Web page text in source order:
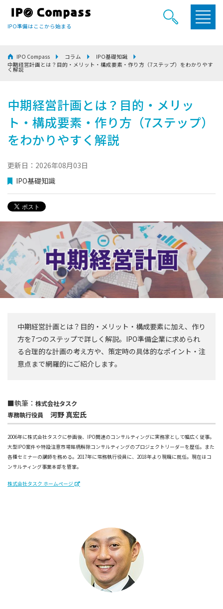
IPO準備はここから始まる
IPO Compass コラム
IPO基礎知識
中期経営計画とは？目的・メリット・構成要素・作り方（7ステップ）をわかりやす
く解説
中期経営計画とは？目的・メリッ
ト・構成要素・作り方（7ステップ）
をわかりやすく解説
更新日：2026年08月03日
IPO基礎知識
中期経営計画とは？目的・メリット・構成要素に加え、作り
方を7つのステップで詳しく解説。IPO準備企業に求められ
る合理的な計画の考え方や、策定時の具体的なポイント・注
意点まで網羅的にご紹介します。
■執筆： 株式会社タスク
専務執行役員
河野 真宏氏
2006年に株式会社タスクに参画後、IPO関連のコンサルティングに実務家として幅広く従事。
大型IPO案件や特設注意市場銘柄解除コンサルティングのプロジェクトリーダーを歴任。また
各種セミナーの講師を務める。2017年に常務執行役員に、2018年より現職に就任。現在はコ
ンサルティング事業本部を管掌。
株式会社タスク ホームページ